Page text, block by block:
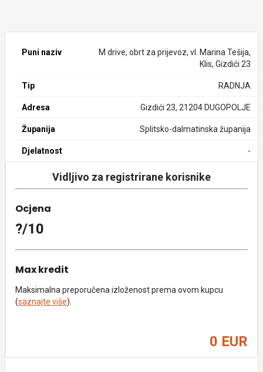
Puni naziv
M drive, obrt za prijevoz, vl. Marina Tešija,
Klis, Gizdići 23
Tip RADNJA
Adresa Gizdići 23, 21204 DUGOPOLJE
Županija Splitsko-dalmatinska županija
Djelatnost -
Vidljivo za registrirane korisnike
Ocjena
?/10
Max kredit
Maksimalna preporučena izloženost prema ovom kupcu
(saznajte više).
0 EUR